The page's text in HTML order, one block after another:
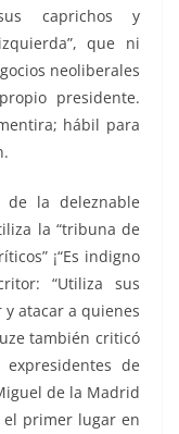
caprichos y
que ni
neoliberales
presidente.
hábil para
de la deleznable
la “tribuna de
¡“Es indigno
“Utiliza sus
atacar a quienes
también criticó
de
de la Madrid
el primer lugar en